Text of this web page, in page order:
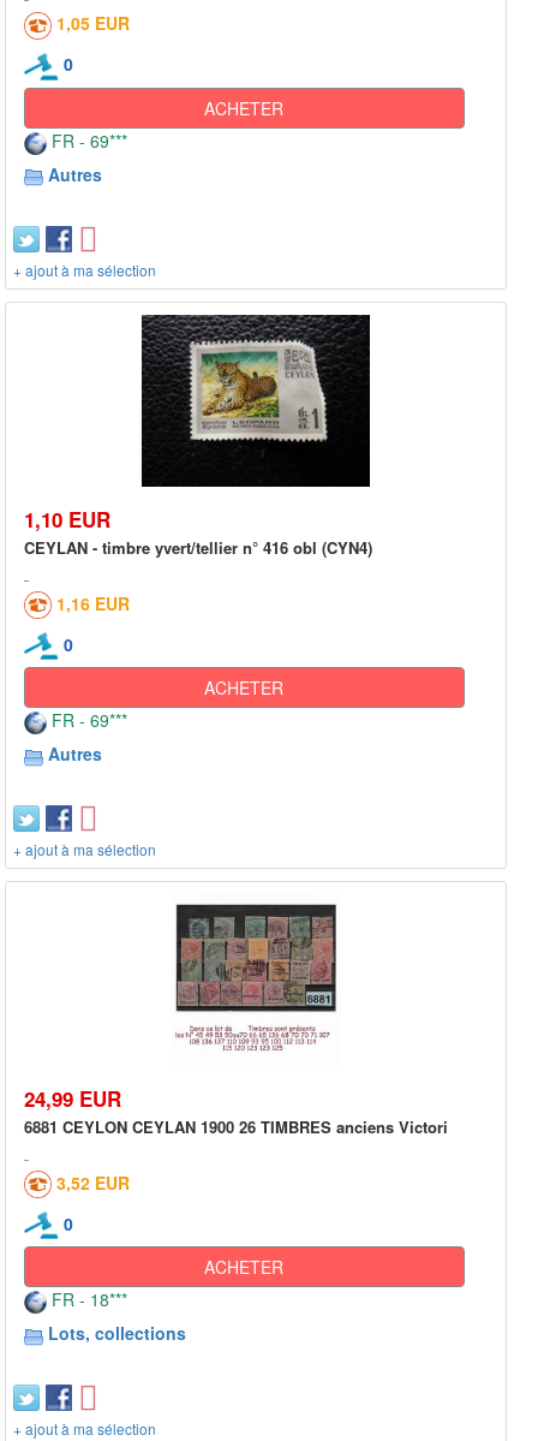
1,05 EUR
0
ACHETER
FR - 69***
Autres
+ ajout à ma sélection
1,10 EUR
CEYLAN - timbre yvert/tellier n° 416 obl (CYN4)
1,16 EUR
0
ACHETER
FR - 69***
Autres
+ ajout à ma sélection
24,99 EUR
6881 CEYLON CEYLAN 1900 26 TIMBRES anciens Victori
3,52 EUR
0
ACHETER
FR - 18***
Lots, collections
+ ajout à ma sélection